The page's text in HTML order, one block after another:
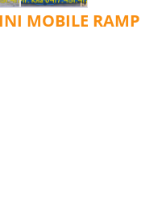
MOBILE RAMP